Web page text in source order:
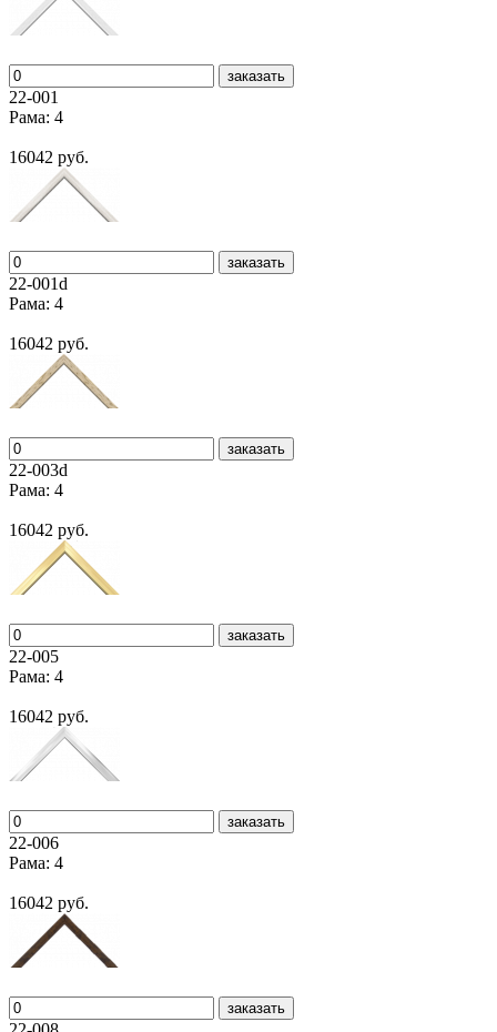
заказать
22-001
Рама: 4
16042 руб.
заказать
22-001d
Рама: 4
16042 руб.
заказать
22-003d
Рама: 4
16042 руб.
заказать
22-005
Рама: 4
16042 руб.
заказать
22-006
Рама: 4
16042 руб.
заказать